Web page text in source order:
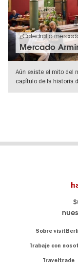
¿Catedral o
Mercado
Aún existe el mito del
capítulo de la historia
Sobre
Trabaje con
Traveltrade
visitBerlin.de
Conocemos
Consejos